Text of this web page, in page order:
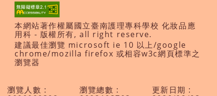
本網站著作權屬國立臺南護理專科學校 化妝品應
用科 - 版權所有, all right reserve.
建議最佳瀏覽 microsoft ie 10 以上/google
chrome/mozilla firefox 或相容w3c網頁標準之
瀏覽器
瀏覽人數 :
瀏覽總數 :
更新日期 :